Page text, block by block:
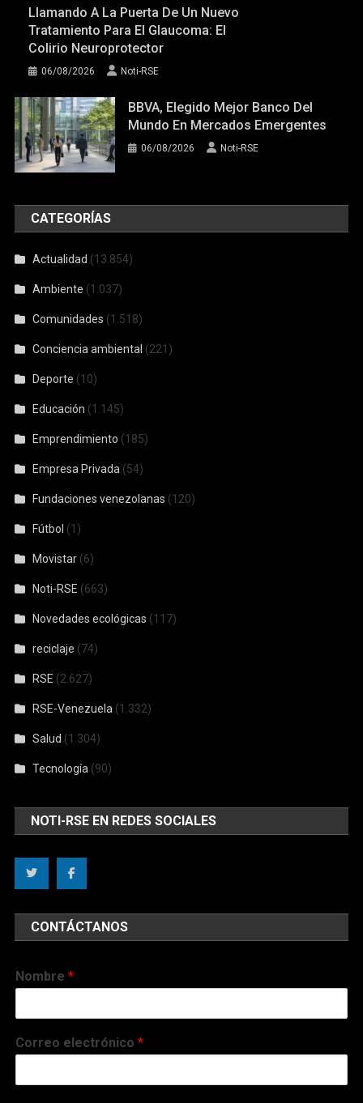
Llamando A La Puerta De Un Nuevo
Tratamiento Para El Glaucoma: El
Colirio Neuroprotector
06/08/2026 Noti-RSE
BBVA, Elegido Mejor Banco Del
Mundo En Mercados Emergentes
06/08/2026 Noti-RSE
CATEGORÍAS
Actualidad (13.854)
Ambiente (1.037)
Comunidades (1.518)
Conciencia ambiental (221)
Deporte (10)
Educación (1.145)
Emprendimiento (185)
Empresa Privada (54)
Fundaciones venezolanas (120)
Fútbol (1)
Movistar (6)
Noti-RSE (663)
Novedades ecológicas (117)
reciclaje (74)
RSE (2.627)
RSE-Venezuela (1.332)
Salud (1.304)
Tecnología (90)
NOTI-RSE EN REDES SOCIALES
CONTÁCTANOS
Nombre*
Correo electrónico*